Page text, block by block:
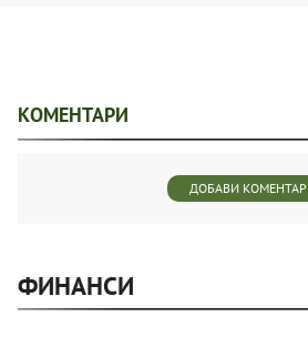
КОМЕНТАРИ
ДОБАВИ КОМЕНТАР
ФИНАНСИ